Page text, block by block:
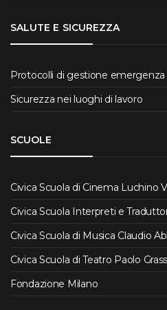
SALUTE E SICUREZZA
Protocolli di gestione emergenza
Sicurezza nei luoghi di lavoro
SCUOLE
Civica Scuola di Cinema Luchino
Civica Scuola Interpreti e
Civica Scuola di Musica Claudio
Civica Scuola di Teatro Paolo
Fondazione Milano